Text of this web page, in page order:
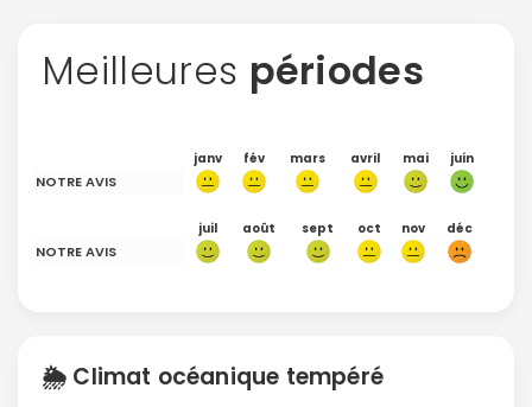
Meilleures périodes
janv fév mars avril mai juin
NOTRE AVIS
juil août sept oct nov déc
NOTRE AVIS
🌦 Climat océanique tempéré